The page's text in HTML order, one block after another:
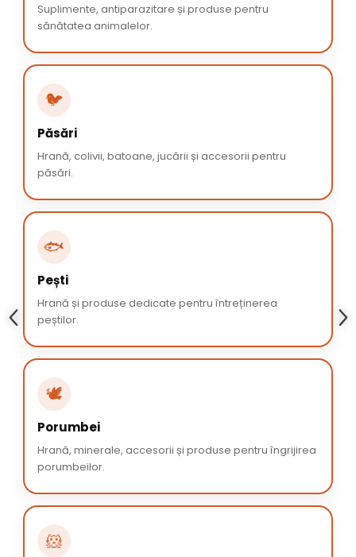
Suplimente, antiparazitare și produse pentru
sănătatea animalelor.
🐦
Păsări
Hrană, colivii, batoane, jucării și accesorii pentru
păsări.
🐟
Pești
Hrană și produse dedicate pentru întreținerea
peștilor.
🕊️
Porumbei
Hrană, minerale, accesorii și produse pentru îngrijirea
porumbeilor.
🐹